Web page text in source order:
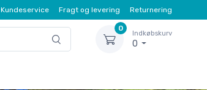
Kundeservice Fragt og levering Returnering
0
Indkøbskurv
0